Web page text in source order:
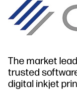
The market
trusted
digital inkjet